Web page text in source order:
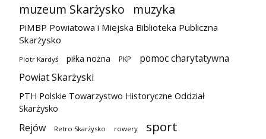
muzeum Skarżysko
muzyka
PiMBP Powiatowa i Miejska Biblioteka Publiczna
Skarżysko
Piotr Kardyś piłka nożna PKP
pomoc charytatywna
Powiat Skarżyski
PTH Polskie Towarzystwo Historyczne Oddział
Skarżysko
Rejów Retro Skarżysko rowery sport